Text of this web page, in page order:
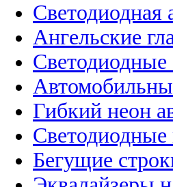
Светодиодная
Ангельские
Светодиодные
Гибкий неон
Светодиодные
Бегущие